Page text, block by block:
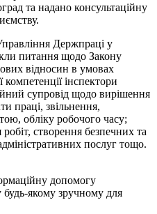
та надано консультаційну
Держпраці у
питання щодо Закону
відносин в умовах
інспектори
супровід щодо вирішення
праці, звільнення,
обліку робочого часу;
створення безпечних та
послуг тощо.
допомогу
якому зручному для